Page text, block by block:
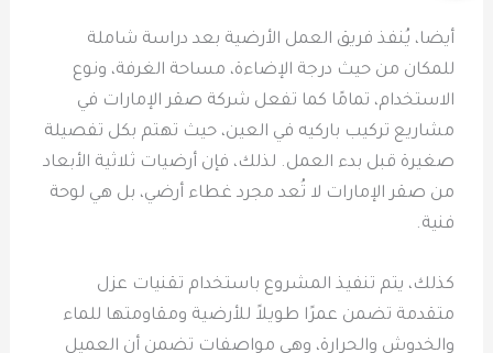
أيضا، يُنفذ فريق العمل الأرضية بعد دراسة شاملة
للمكان من حيث درجة الإضاءة، مساحة الغرفة، ونوع
الاستخدام، تمامًا كما تفعل شركة صقر الإمارات في
مشاريع تركيب باركيه في العين، حيث تهتم بكل تفصيلة
صغيرة قبل بدء العمل. لذلك، فإن أرضيات ثلاثية الأبعاد
من صقر الإمارات لا تُعد مجرد غطاء أرضي، بل هي لوحة
فنية.
كذلك، يتم تنفيذ المشروع باستخدام تقنيات عزل
متقدمة تضمن عمرًا طويلاً للأرضية ومقاومتها للماء
والخدوش والحرارة، وهي مواصفات تضمن أن العميل